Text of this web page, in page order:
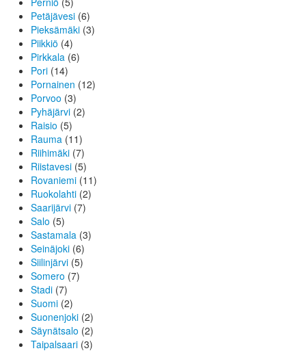
Petäjävesi (6)
Pieksämäki (3)
Piikkiö (4)
Pirkkala (6)
Pori (14)
Pornainen (12)
Porvoo (3)
Pyhäjärvi (2)
Raisio (5)
Rauma (11)
Riihimäki (7)
Riistavesi (5)
Rovaniemi (11)
Ruokolahti (2)
Saarijärvi (7)
Salo (5)
Sastamala (3)
Seinäjoki (6)
Siilinjärvi (5)
Somero (7)
Stadi (7)
Suomi (2)
Suonenjoki (2)
Säynätsalo (2)
Taipalsaari (3)